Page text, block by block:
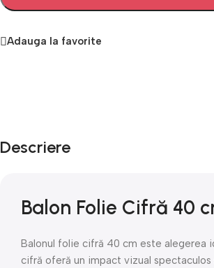
Adauga la favorite
Descriere
Balon Folie Cifră 40
Balonul folie cifră 40 cm este alegerea
cifră oferă un impact vizual